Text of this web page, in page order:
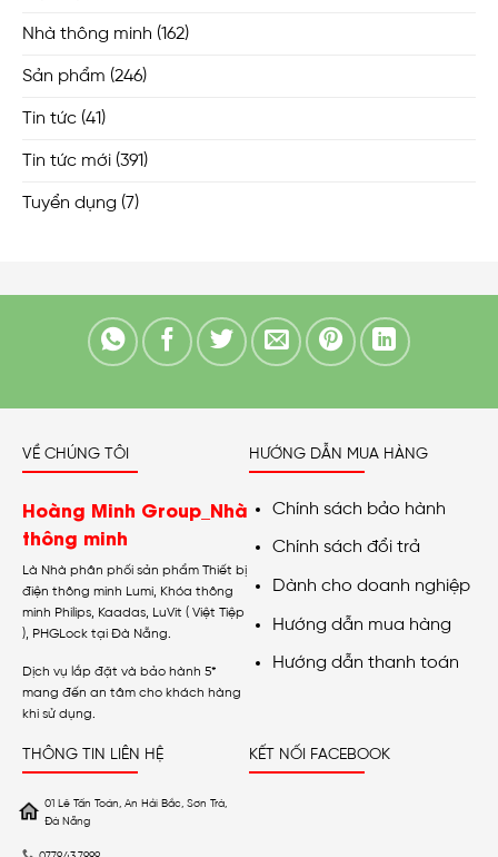
Nhà thông minh (162)
Sản phẩm (246)
Tin tức (41)
Tin tức mới (391)
Tuyển dụng (7)
VỀ CHÚNG TÔI
Hoàng Minh Group_Nhà
thông minh
Là Nhà phân phối sản phẩm Thiết bị
điện thông minh Lumi, Khóa thông
minh Philips, Kaadas, LuVit ( Việt Tiệp
), PHGLock tại Đà Nẵng.
Dịch vụ lắp đặt và bảo hành 5*
mang đến an tâm cho khách hàng
khi sử dụng.
HƯỚNG DẪN MUA HÀNG
Chính sách bảo hành
Chính sách đổi trả
Dành cho doanh nghiệp
Hướng dẫn mua hàng
Hướng dẫn thanh toán
THÔNG TIN LIÊN HỆ
01 Lê Tấn Toán, An Hải Bắc, Sơn Trà,
Đà Nẵng
KẾT NỐI FACEBOOK